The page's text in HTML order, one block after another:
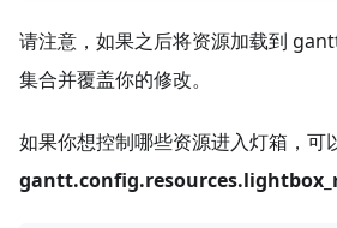
请注意，如果之后将资源加载到
集合并覆盖你的修改。
如果你想控制哪些资源进入灯箱，可